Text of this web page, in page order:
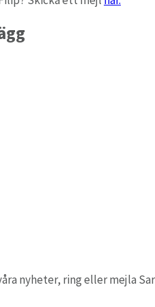
nyheter, ring eller mejla